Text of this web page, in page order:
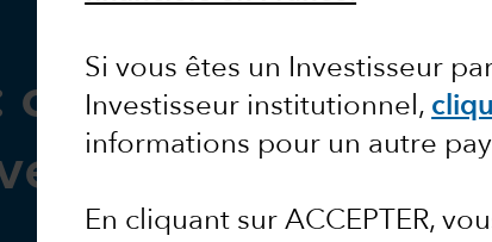
Si vous êtes un Investisseur
Investisseur institutionnel,
informations pour un autre
En cliquant sur ACCEPTER,
comment en
vos clients ?